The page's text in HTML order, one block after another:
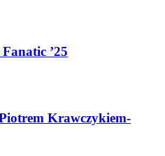
’25
Krawczykiem-